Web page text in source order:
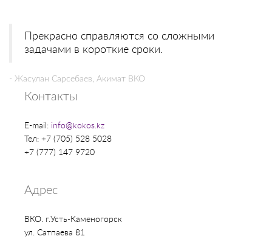
Прекрасно справляются со сложными
задачами в короткие сроки.
- Жасулан Сарсебаев, Акимат ВКО
Контакты
E-mail: info@kokos.kz
Тел: +7 (705) 528 5028
+7 (777) 147 9720
Адрес
ВКО. г.Усть-Каменогорск
ул. Сатпаева 81